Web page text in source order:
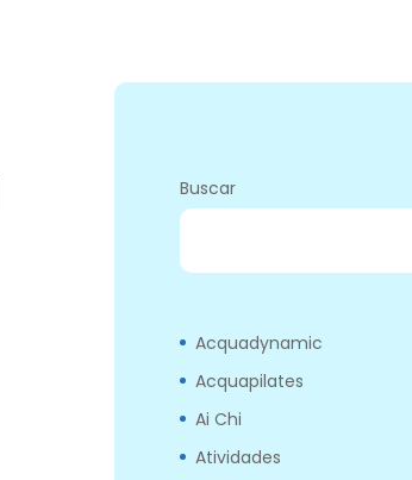
Buscar
Acquadynamic
Acquapilates
Ai Chi
Atividades